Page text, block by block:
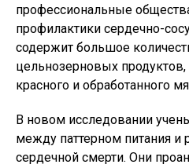
профессиональные
профилактики сердечно-
содержит большое
цельнозерновых
красного и обработанного
В новом исследовании
между паттерном питания и
сердечной смерти. Они